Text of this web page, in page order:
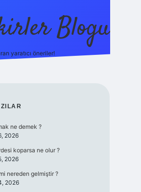
Blogu
yaratıcı öneriler!
ne demek ?
2026
koparsa ne olur ?
2026
nereden gelmiştir ?
2026